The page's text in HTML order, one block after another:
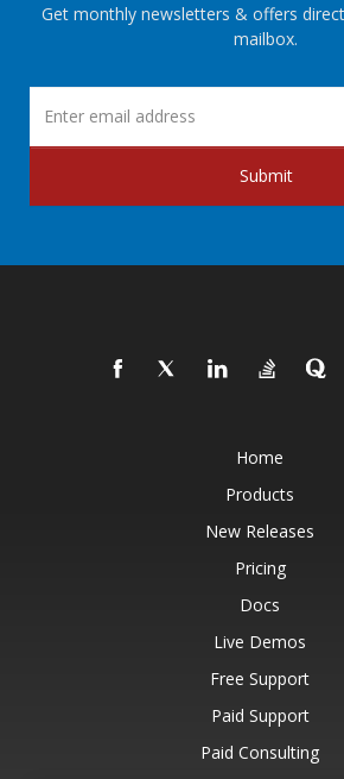
Get monthly newsletters & offers
mailbox.
Submit
Home
Products
New Releases
Pricing
Docs
Live Demos
Free Support
Paid Support
Paid Consulting